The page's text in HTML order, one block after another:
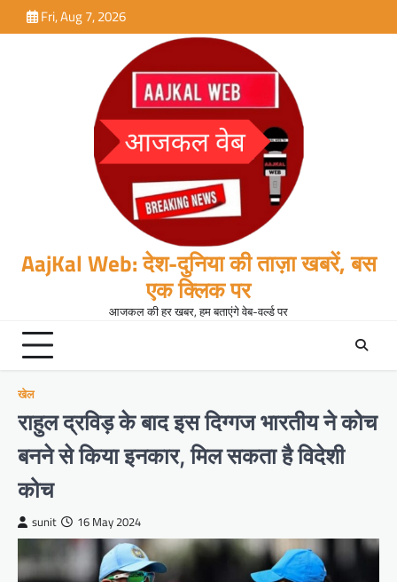
to
Fri, Aug 7, 2026
AajKal Web: देश-दुनिया की ताज़ा खबरें, बस
एक क्लिक पर
आजकल की हर खबर, हम बताएंगे वेब-वर्ल्ड पर
खेल
राहुल द्रविड़ के बाद इस दिग्गज भारतीय ने कोच
बनने से किया इनकार, मिल सकता है विदेशी
कोच
sunit 16 May 2024